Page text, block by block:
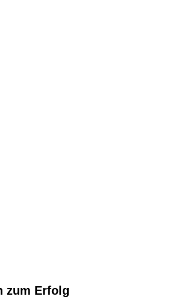
zum Erfolg